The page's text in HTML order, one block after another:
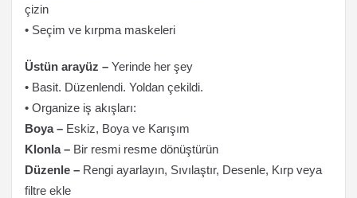
çizin
• Seçim ve kırpma maskeleri
Üstün arayüz – Yerinde her şey
• Basit. Düzenlendi. Yoldan çekildi.
• Organize iş akışları:
Boya – Eskiz, Boya ve Karışım
Klonla – Bir resmi resme dönüştürün
Düzenle – Rengi ayarlayın, Sıvılaştır, Desenle, Kırp veya
filtre ekle